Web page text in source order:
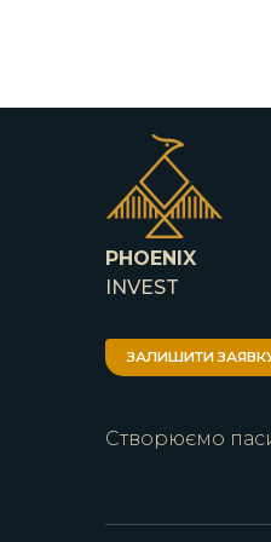
PHOENIX
INVEST
ЗАЛИШИТИ
Створюємо